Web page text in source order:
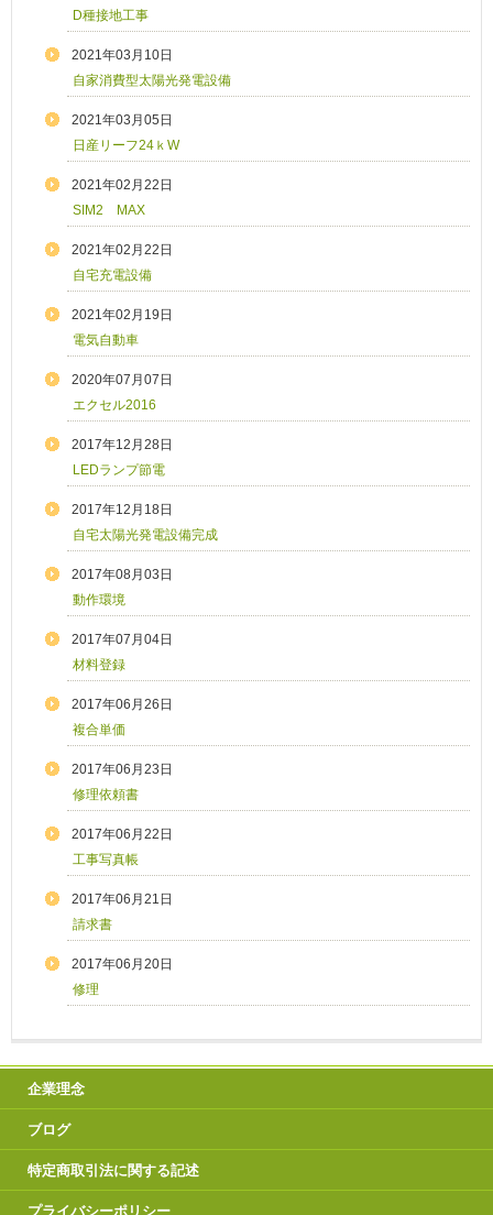
D種接地工事
2021年03月10日
自家消費型太陽光発電設備
2021年03月05日
日産リーフ24ｋW
2021年02月22日
SIM2 MAX
2021年02月22日
自宅充電設備
2021年02月19日
電気自動車
2020年07月07日
エクセル2016
2017年12月28日
LEDランプ節電
2017年12月18日
自宅太陽光発電設備完成
2017年08月03日
動作環境
2017年07月04日
材料登録
2017年06月26日
複合単価
2017年06月23日
修理依頼書
2017年06月22日
工事写真帳
2017年06月21日
請求書
2017年06月20日
修理
企業理念
ブログ
特定商取引法に関する記述
プライバシーポリシー